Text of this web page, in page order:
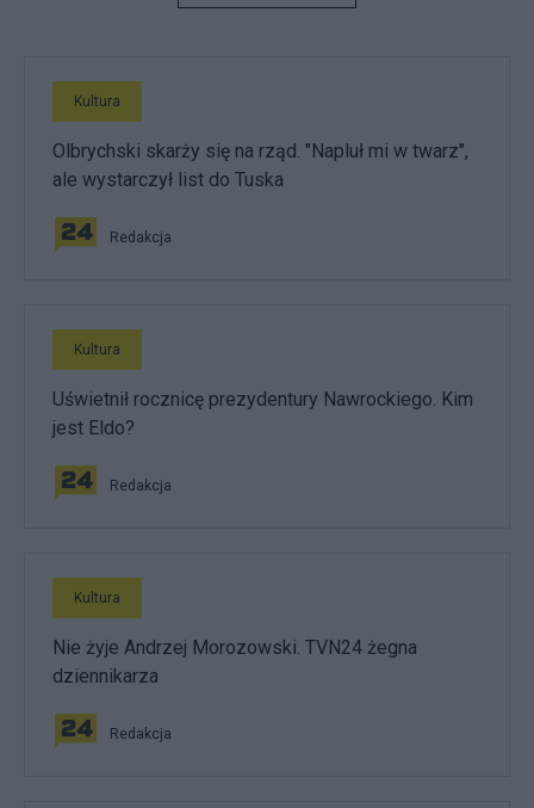
Kultura
Olbrychski skarży się na rząd. "Napluł mi w twarz",
ale wystarczył list do Tuska
Redakcja
Kultura
Uświetnił rocznicę prezydentury Nawrockiego. Kim
jest Eldo?
Redakcja
Kultura
Nie żyje Andrzej Morozowski. TVN24 żegna
dziennikarza
Redakcja